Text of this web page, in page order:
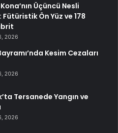
Üçüncü Nesli
Fütüristik Ön Yüz ve 178
2026
Kesim Cezaları
2026
Tersanede Yangın ve
2026